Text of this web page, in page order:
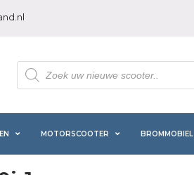
Producten
zoeken
MOTORSCOOTER BROMMOBIEL